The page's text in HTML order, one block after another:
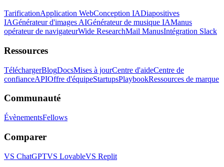
TarificationApplication WebConception IADiapositives
IAGénérateur d'images AIGénérateur de musique IAManus
opérateur de navigateurWide ResearchMail ManusIntégration Slack
Ressources
TéléchargerBlogDocsMises à jourCentre d'aideCentre de
confianceAPIOffre d'équipeStartupsPlaybookRessources de marque
Communauté
ÉvènementsFellows
Comparer
VS ChatGPTVS LovableVS Replit